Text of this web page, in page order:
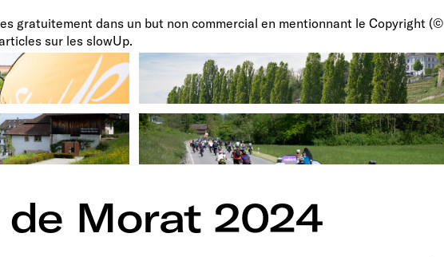
gratuitement dans un but non commercial en mentionnant le Copyright (©
sur les slowUp.
Morat 2024